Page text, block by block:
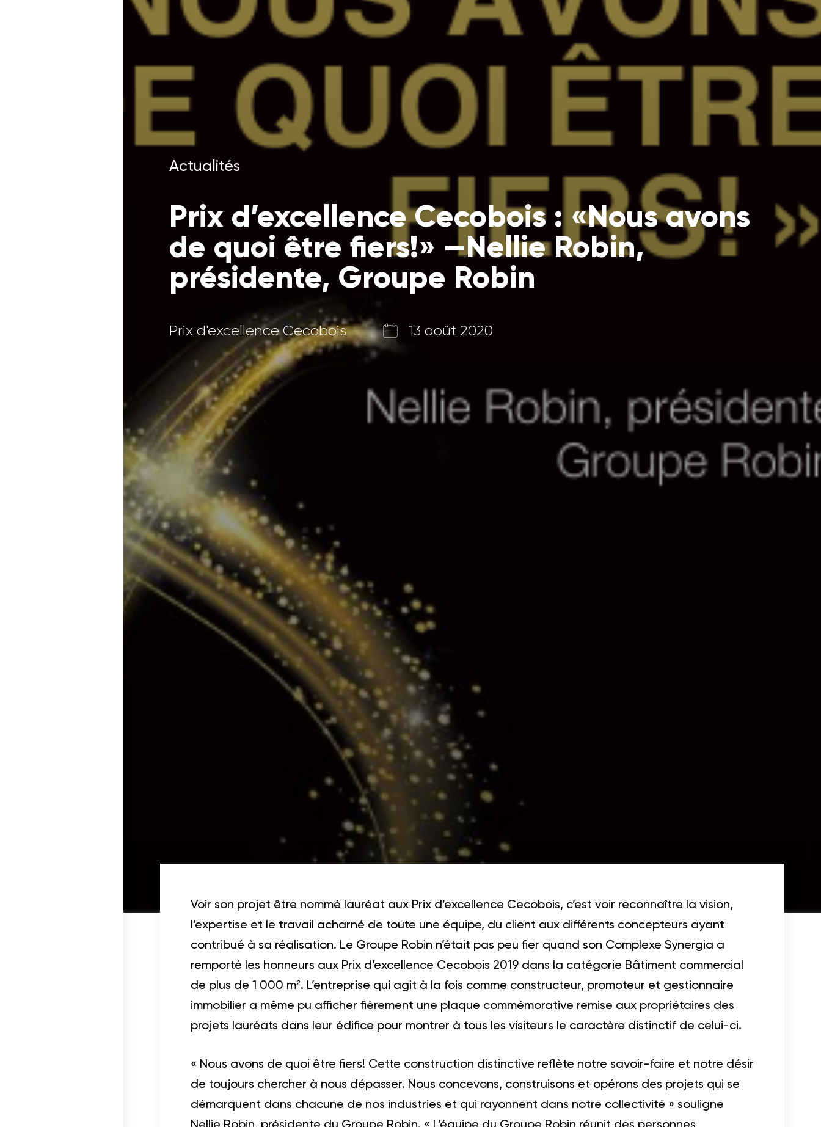
Actualités
Prix d’excellence Cecobois : «Nous avons
de quoi être fiers!» —Nellie Robin,
présidente, Groupe Robin
Prix d'excellence Cecobois 13 août 2020
Voir son projet être nommé lauréat aux Prix d’excellence Cecobois, c’est voir reconnaître la vision,
l’expertise et le travail acharné de toute une équipe, du client aux différents concepteurs ayant
contribué à sa réalisation. Le Groupe Robin n’était pas peu fier quand son Complexe Synergia a
remporté les honneurs aux Prix d’excellence Cecobois 2019 dans la catégorie Bâtiment commercial
de plus de 1 000 m². L’entreprise qui agit à la fois comme constructeur, promoteur et gestionnaire
immobilier a même pu afficher fièrement une plaque commémorative remise aux propriétaires des
projets lauréats dans leur édifice pour montrer à tous les visiteurs le caractère distinctif de celui-ci.
« Nous avons de quoi être fiers! Cette construction distinctive reflète notre savoir-faire et notre désir
de toujours chercher à nous dépasser. Nous concevons, construisons et opérons des projets qui se
démarquent dans chacune de nos industries et qui rayonnent dans notre collectivité » souligne
Nellie Robin, présidente du Groupe Robin. « L’équipe du Groupe Robin réunit des personnes